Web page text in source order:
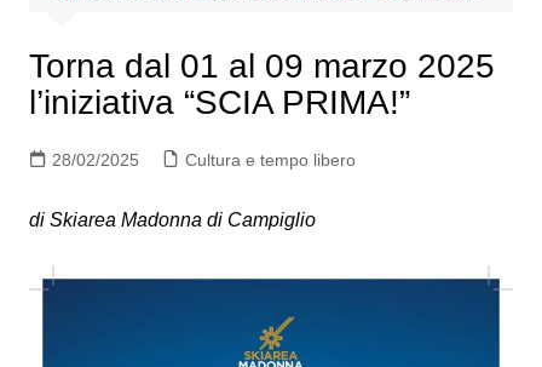
Torna dal 01 al 09 marzo 2025
l’iniziativa “SCIA PRIMA!”
28/02/2025 Cultura e tempo libero
di Skiarea Madonna di Campiglio